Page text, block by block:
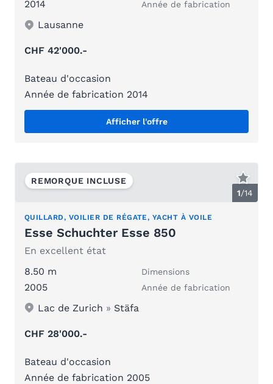
2014 Année de fabrication
Lausanne
CHF 42'000.-
Bateau d'occasion
Année de fabrication 2014
Afficher l'offre
1/14
REMORQUE INCLUSE
QUILLARD, VOILIER DE RÉGATE, YACHT À VOILE
Esse Schuchter Esse 850
En excellent état
8.50 m
Dimensions
2005 Année de fabrication
Lac de Zurich » Stäfa
CHF 28'000.-
Bateau d'occasion
Année de fabrication 2005